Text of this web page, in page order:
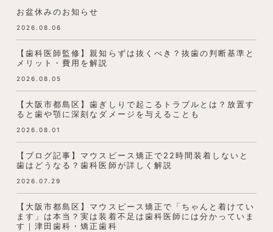
お盆休みのお知らせ
2026.08.06
【歯科医師監修】親知らずは抜くべき？抜歯の判断基準と
メリット・費用を解説
2026.08.05
【大阪市都島区】歯ぎしりで起こるトラブルとは？放置す
ると歯や顎に深刻なダメージを与えることも
2026.08.01
【ブログ記事】マウスピース矯正で22時間装着しないと
歯はどうなる？歯科医師が詳しく解説
2026.07.29
【大阪市都島区】マウスピース矯正で「ちゃんと着けてい
ます」は本当？実は装着不足は歯科医師には分かっていま
す｜津田歯科・矯正歯科